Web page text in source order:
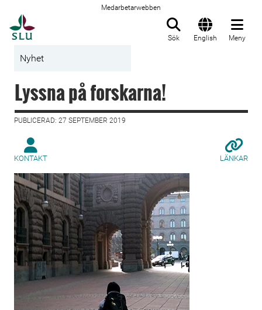
Medarbetarwebben
Sök English Meny
Nyhet
Lyssna på forskarna!
PUBLICERAD: 27 SEPTEMBER 2019
KONTAKT LÄNKAR